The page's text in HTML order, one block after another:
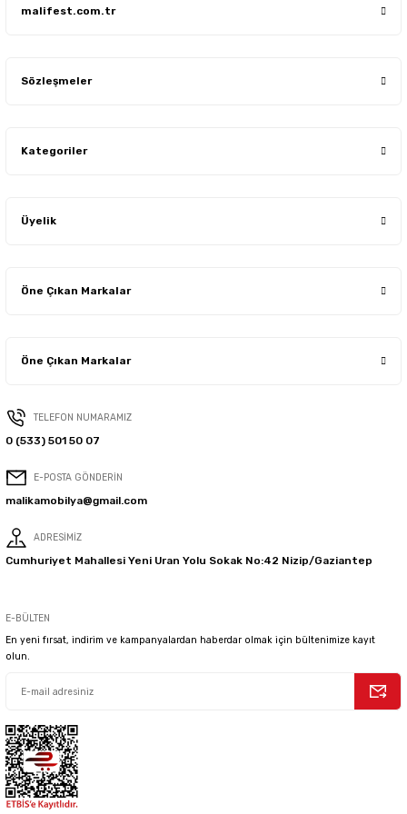
Çocuk Kilidi
Ürün Rengi
Teknolojik Özellikler
Deterjan Sistemi Var
Buhar
Tambur Deseni
Elektronik Su Kontrol Sistemi
malifest.com.tr
Sözleşmeler
Kategoriler
Üyelik
Öne Çıkan Markalar
Öne Çıkan Markalar
TELEFON NUMARAMIZ
0 (533) 501 50 07
E-POSTA GÖNDERİN
malikamobilya@gmail.com
ADRESİMİZ
Cumhuriyet Mahallesi Yeni Uran Yolu Sokak No:42 Nizip/Gaziantep
E-BÜLTEN
En yeni fırsat, indirim ve kampanyalardan haberdar olmak için bültenimize kayıt
olun.